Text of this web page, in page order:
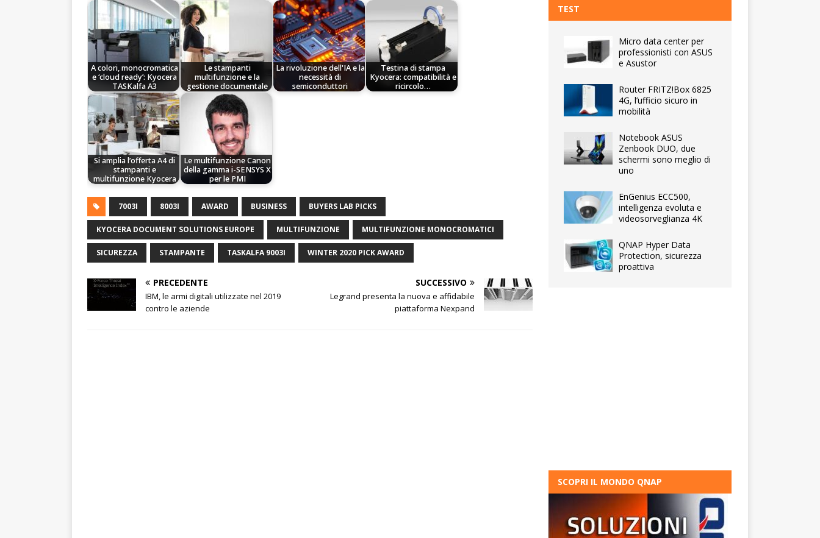
A colori, monocromatica
e ‘cloud ready’: Kyocera
TASKalfa A3
Le stampanti
multifunzione e la
gestione documentale
La rivoluzione dell'IA e la
necessità di
semiconduttori
Testina di stampa
Kyocera: compatibilità e
ricircolo…
Si amplia l’offerta A4 di
stampanti e
multifunzione Kyocera
Le multifunzione Canon
della gamma i-SENSYS X
per le PMI
7003I 8003I AWARD BUSINESS BUYERS LAB PICKS
KYOCERA DOCUMENT SOLUTIONS EUROPE MULTIFUNZIONE MULTIFUNZIONE MONOCROMATICI
SICUREZZA STAMPANTE TASKALFA 9003I WINTER 2020 PICK AWARD
PRECEDENTE
IBM, le armi digitali utilizzate nel 2019
contro le aziende
SUCCESSIVO
Legrand presenta la nuova e affidabile
piattaforma Nexpand
TEST
Micro data center per
professionisti con ASUS
e Asustor
Router FRITZ!Box 6825
4G, l’ufficio sicuro in
mobilità
Notebook ASUS
Zenbook DUO, due
schermi sono meglio di
uno
EnGenius ECC500,
intelligenza evoluta e
videosorveglianza 4K
QNAP Hyper Data
Protection, sicurezza
proattiva
SCOPRI IL MONDO QNAP